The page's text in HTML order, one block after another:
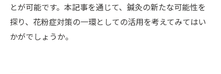
とが可能です。本記事を通じて、鍼灸の新たな可能性を
探り、花粉症対策の一環としての活用を考えてみてはい
かがでしょうか。